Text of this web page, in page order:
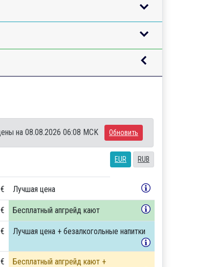
на 08.08.2026 06:08 MCK Обновить
EUR RUB
Лучшая цена
Бесплатный апгрейд кают
Лучшая цена + безалкогольные напитки
Бесплатный апгрейд кают +